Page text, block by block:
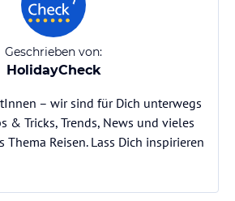
Geschrieben von:
HolidayCheck
– wir sind für Dich unterwegs
& Tricks, Trends, News und vieles
Thema Reisen. Lass Dich inspirieren